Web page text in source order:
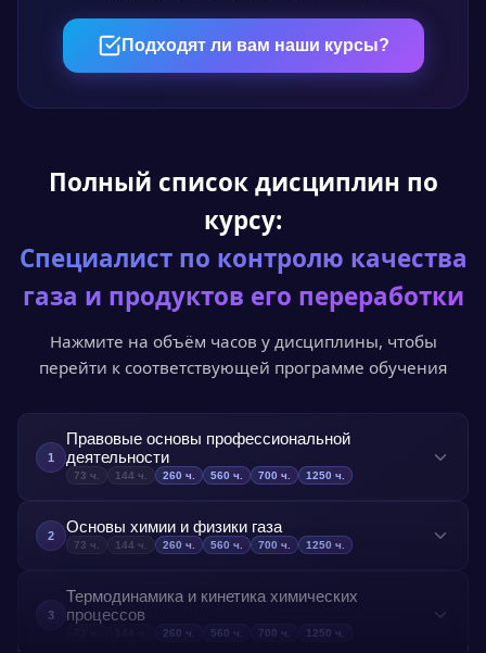
Пройдите аттестацию
Итоговый онлайн-тест или выпускная
Получите документ
Диплом или удостоверение установленного
Подходят ли вам наши курсы?
Полный список дисциплин по
курсу:
Специалист по контролю качества
газа и продуктов его переработки
Нажмите на объём часов у дисциплины, чтобы
перейти к соответствующей программе обучения
1
Правовые основы профессиональной
деятельности
73 ч. 144 ч. 260 ч. 560 ч. 700 ч. 1250 ч.
чтобы обучить слушателей основам
Они узнают о правовых аспектах и договорных
отношениях, связанных с данными отраслями. Они
также получат информацию о методах и принципах
2 Основы химии и физики газа
73 ч. 144 ч. 260 ч. 560 ч. 700 ч. 1250 ч.
изучении фундаментальных законов и процессов,
связанных с поведением газов, их физическими и
3
Термодинамика и кинетика химических
процессов
260 ч. 560 ч. 700 ч. 1250 ч.